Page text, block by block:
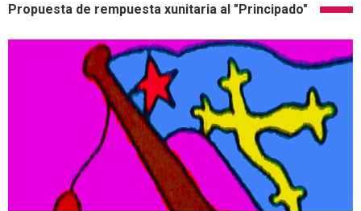
Propuesta de rempuesta xunitaria al "Principado"